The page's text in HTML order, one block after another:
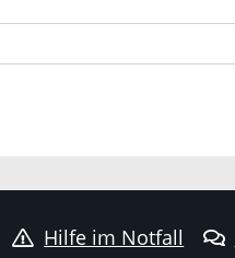
Hilfe im Notfall